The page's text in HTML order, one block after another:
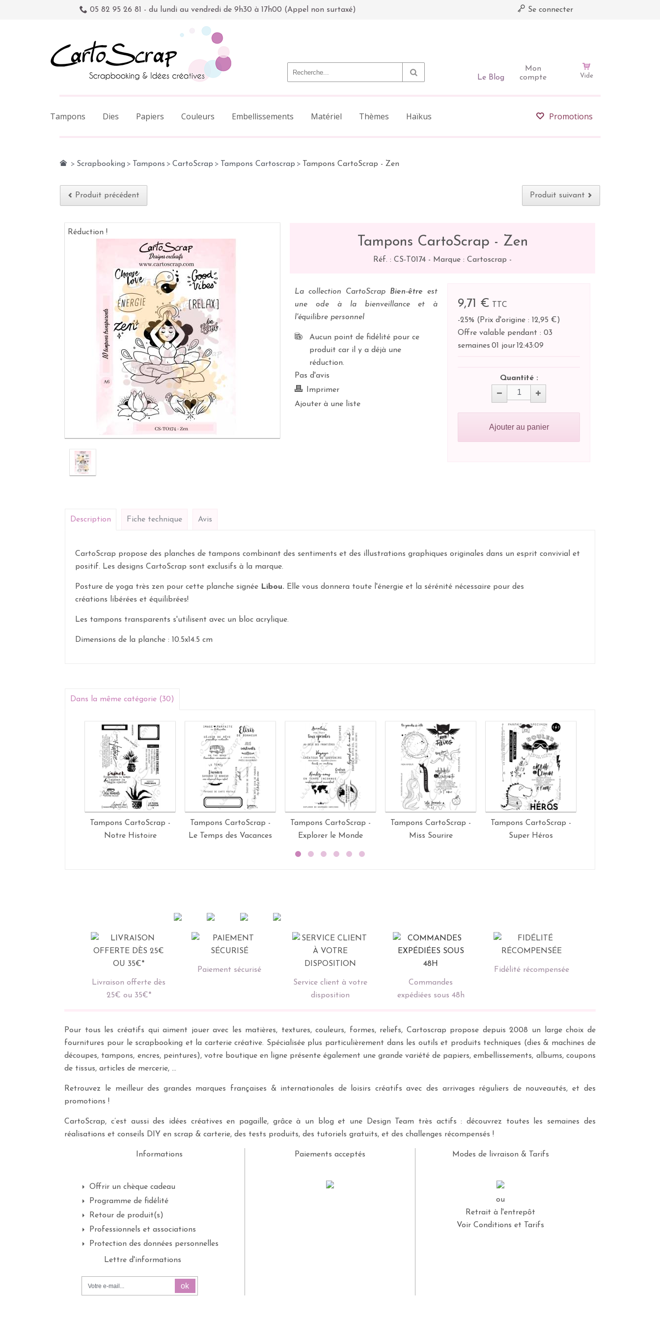
05 82 95 26 81 - du lundi au vendredi de 9h30 à 17h00 (Appel non surtaxé) Se connecter
Mon
compte
Le Blog Vide
Tampons Dies Papiers Couleurs Embellissements Matériel Thèmes Promotions
Haïkus
> Scrapbooking > Tampons > CartoScrap > Tampons Cartoscrap > Tampons CartoScrap - Zen
Produit précédent Produit suivant
Réduction !
Tampons CartoScrap - Zen
Réf. :CS-T0174 - Marque : Cartoscrap -
La collection CartoScrap Bien-être est
une ode à la bienveillance et à
l'équilibre personnel
Aucun point de fidélité pour ce
produit car il y a déjà une
réduction.
Pas d'avis
Imprimer
Ajouter à une liste
9,71 €
TTC
-25% ( Prix d'origine : 12,95 €)
Offre valable pendant : 03
semaines 01 jour 12:43:09
Quantité :
Ajouter au panier
Description Fiche technique Avis
CartoScrap propose des planches de tampons combinant des sentiments et des illustrations graphiques originales dans un esprit convivial et
positif. Les designs CartoScrap sont exclusifs à la marque.
Posture de yoga très zen pour cette planche signée Libou. Elle vous donnera toute l'énergie et la sérénité nécessaire pour des
créations libérées et équilibrées!
Les tampons transparents s'utilisent avec un bloc acrylique.
Dimensions de la planche : 10.5x14.5 cm
Dans la même catégorie (30)
Tampons CartoScrap -
Notre Histoire
Tampons CartoScrap -
Le Temps des Vacances
Tampons CartoScrap -
Explorer le Monde
Tampons CartoScrap -
Miss Sourire
Tampons CartoScrap -
Super Héros
Livraison offerte dès
25€ ou 35€*
Paiement sécurisé
Service client à votre
disposition
Commandes
expédiées sous 48h
Fidélité récompensée
Pour tous les créatifs qui aiment jouer avec les matières, textures, couleurs, formes, reliefs, Cartoscrap propose depuis 2008 un large choix de
fournitures pour le scrapbooking et la carterie créative. Spécialisée plus particulièrement dans les outils et produits techniques (dies & machines de
découpes, tampons, encres, peintures), votre boutique en ligne présente également une grande variété de papiers, embellissements, albums, coupons
de tissus, articles de mercerie, …
Retrouvez le meilleur des grandes marques françaises & internationales de loisirs créatifs avec des arrivages réguliers de nouveautés, et des
promotions !
CartoScrap, c’est aussi des idées créatives en pagaille, grâce à un blog et une Design Team très actifs : découvrez toutes les semaines des
réalisations et conseils DIY en scrap & carterie, des tests produits, des tutoriels gratuits, et des challenges récompensés !
Informations
Offrir un chèque cadeau
Programme de fidélité
Retour de produit(s)
Professionnels et associations
Protection des données personnelles
Paiements acceptés Modes de livraison & Tarifs
ou
Retrait à l'entrepôt
Voir Conditions et Tarifs
Lettre d'informations
ok